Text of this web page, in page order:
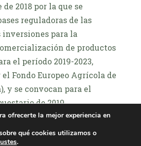
2018 por la que se
reguladoras de las
inversiones para la
de productos
el período 2019-2023,
Fondo Europeo Agrícola de
y se convocan para el
de 2019.…
ofrecerte la mejor experiencia en
qué cookies utilizamos o
.